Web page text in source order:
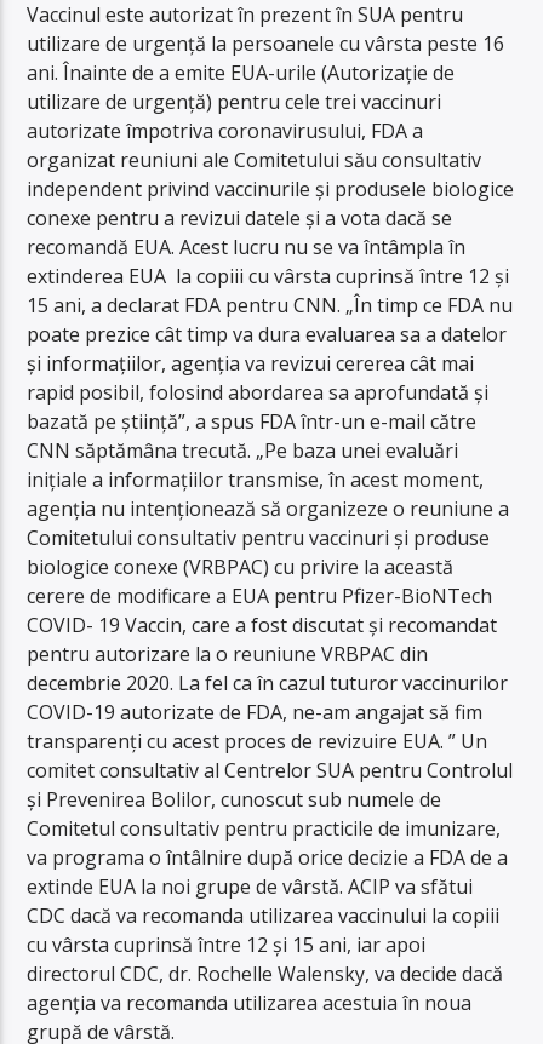
Vaccinul este autorizat în prezent în SUA pentru
utilizare de urgență la persoanele cu vârsta peste 16
ani. Înainte de a emite EUA-urile (Autorizație de
utilizare de urgență) pentru cele trei vaccinuri
autorizate împotriva coronavirusului, FDA a
organizat reuniuni ale Comitetului său consultativ
independent privind vaccinurile și produsele biologice
conexe pentru a revizui datele și a vota dacă se
recomandă EUA. Acest lucru nu se va întâmpla în
extinderea EUA la copiii cu vârsta cuprinsă între 12 și
15 ani, a declarat FDA pentru CNN. „În timp ce FDA nu
poate prezice cât timp va dura evaluarea sa a datelor
și informațiilor, agenția va revizui cererea cât mai
rapid posibil, folosind abordarea sa aprofundată și
bazată pe știință”, a spus FDA într-un e-mail către
CNN săptămâna trecută. „Pe baza unei evaluări
inițiale a informațiilor transmise, în acest moment,
agenția nu intenționează să organizeze o reuniune a
Comitetului consultativ pentru vaccinuri și produse
biologice conexe (VRBPAC) cu privire la această
cerere de modificare a EUA pentru Pfizer-BioNTech
COVID- 19 Vaccin, care a fost discutat și recomandat
pentru autorizare la o reuniune VRBPAC din
decembrie 2020. La fel ca în cazul tuturor vaccinurilor
COVID-19 autorizate de FDA, ne-am angajat să fim
transparenți cu acest proces de revizuire EUA. ” Un
comitet consultativ al Centrelor SUA pentru Controlul
și Prevenirea Bolilor, cunoscut sub numele de
Comitetul consultativ pentru practicile de imunizare,
va programa o întâlnire după orice decizie a FDA de a
extinde EUA la noi grupe de vârstă. ACIP va sfătui
CDC dacă va recomanda utilizarea vaccinului la copiii
cu vârsta cuprinsă între 12 și 15 ani, iar apoi
directorul CDC, dr. Rochelle Walensky, va decide dacă
agenția va recomanda utilizarea acestuia în noua
grupă de vârstă.